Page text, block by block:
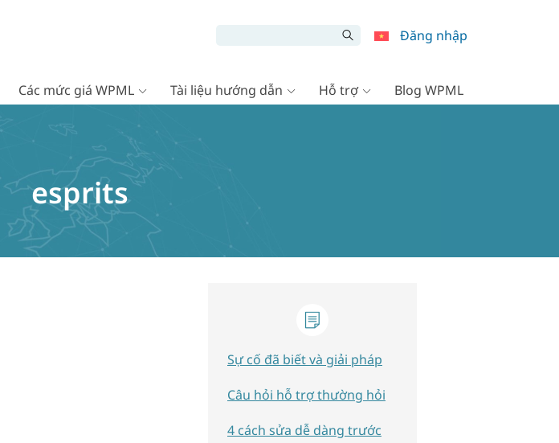
Đăng nhập
Các mức giá WPML Tài liệu hướng dẫn Hỗ trợ Blog WPML
esprits
Sự cố đã biết và giải pháp
Câu hỏi hỗ trợ thường hỏi
4 cách sửa dễ dàng trước